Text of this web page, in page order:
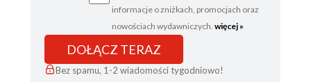
informacje o zniżkach, promocjach oraz
nowościach wydawniczych. więcej »
DOŁĄCZ TERAZ
Bez spamu, 1-2 wiadomości tygodniowo!